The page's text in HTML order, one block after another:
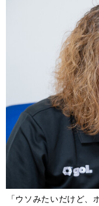
「ウソみたいだけど